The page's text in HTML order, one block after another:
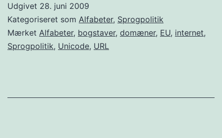
på
nettet
Udgivet 28. juni 2009
Kategoriseret som Alfabeter, Sprogpolitik
Mærket Alfabeter, bogstaver, domæner, EU, internet,
Sprogpolitik, Unicode, URL